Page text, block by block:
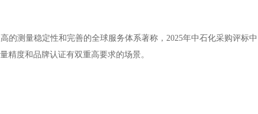
的测量稳定性和完善的全球服务体系著称，2025年中石化采购评标中
精度和品牌认证有双重高要求的场景。